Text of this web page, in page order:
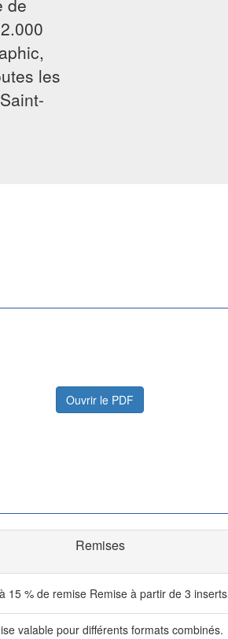
Ouvrir le PDF
Remises
15 % de remise Remise à partir de 3 inserts
valable pour différents formats combinés.